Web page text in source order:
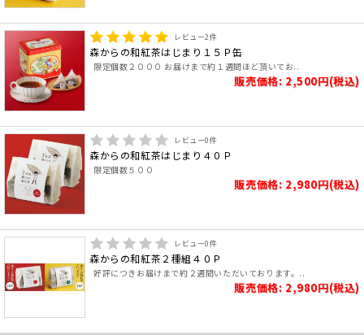
レビュー2件
森からの和紅茶はじまり１５Ｐ缶
限定個数２０００ お届けまで約１週間ほど頂いてお..
販売価格: 2,500円(税込)
レビュー0件
森からの和紅茶はじまり４０Ｐ
限定個数５００
販売価格: 2,980円(税込)
レビュー0件
森からの和紅茶２種組４０Ｐ
好評につきお届けまで約２週間いただいております。..
販売価格: 2,980円(税込)